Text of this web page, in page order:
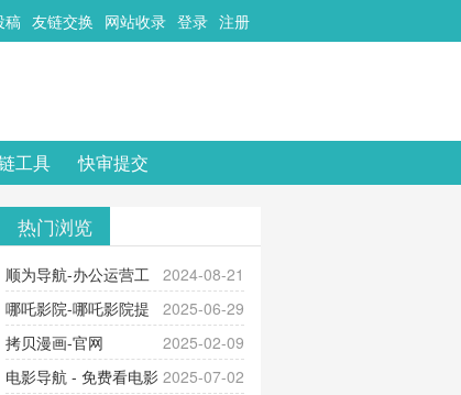
稿 友链交换 网站收录 登录 注册
工具 快审提交
热门浏览
2024-08-21
顺为导航-办公运营工
具导航
2025-06-29
哪吒影院-哪吒影院提
供最新、最全的高清电影、电视
剧、动漫和综艺节目免费观看。平
2025-02-09
拷贝漫画-官网
_www.copymango.com_动漫综合
2025-07-02
电影导航 - 免费看电影